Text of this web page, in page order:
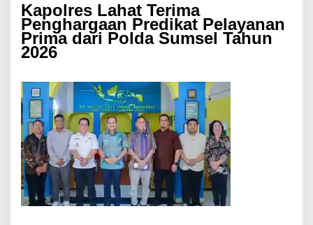
Kapolres Lahat Terima
Penghargaan Predikat Pelayanan
Prima dari Polda Sumsel Tahun
2026